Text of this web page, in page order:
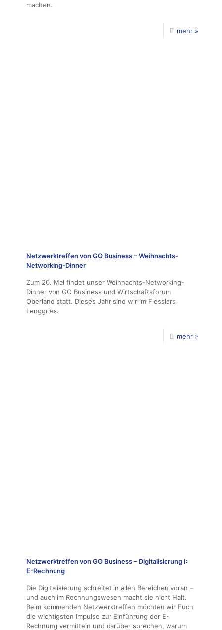
machen.
mehr »
Netzwerktreffen von GO Business – Weihnachts-
Networking-Dinner
Zum 20. Mal findet unser Weihnachts-Networking-
Dinner von GO Business und Wirtschaftsforum
Oberland statt. Dieses Jahr sind wir im Flesslers
Lenggries.
mehr »
Netzwerktreffen von GO Business – Digitalisierung I:
E-Rechnung
Die Digitalisierung schreitet in allen Bereichen voran –
und auch im Rechnungswesen macht sie nicht Halt.
Beim kommenden Netzwerktreffen möchten wir Euch
die wichtigsten Impulse zur Einführung der E-
Rechnung vermitteln und darüber sprechen, warum